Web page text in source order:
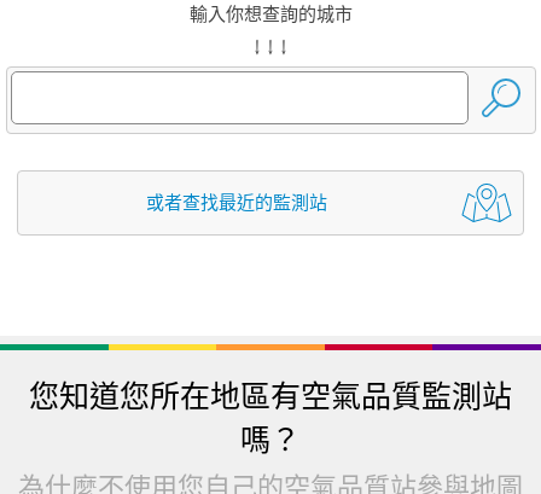
輸入你想查詢的城市
↓ ↓ ↓
或者查找最近的監測站
您知道您所在地區有空氣品質監測站
嗎？
為什麼不使用您自己的空氣品質站參與地圖